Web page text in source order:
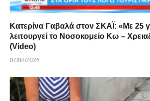
Κατερίνα Γαβαλά στον ΣΚΑΪ: «Με 25
λειτουργεί το Νοσοκομείο Κω –
(Video)
07/08/2026